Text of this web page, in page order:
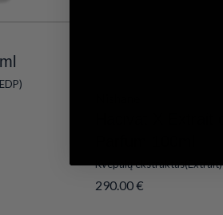
Kvepalų ekstraktas(Extrait)
290.00€